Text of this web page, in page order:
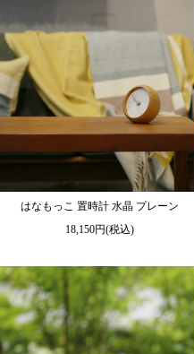
はなもっこ 置時計 水晶 プレーン
18,150円(税込)